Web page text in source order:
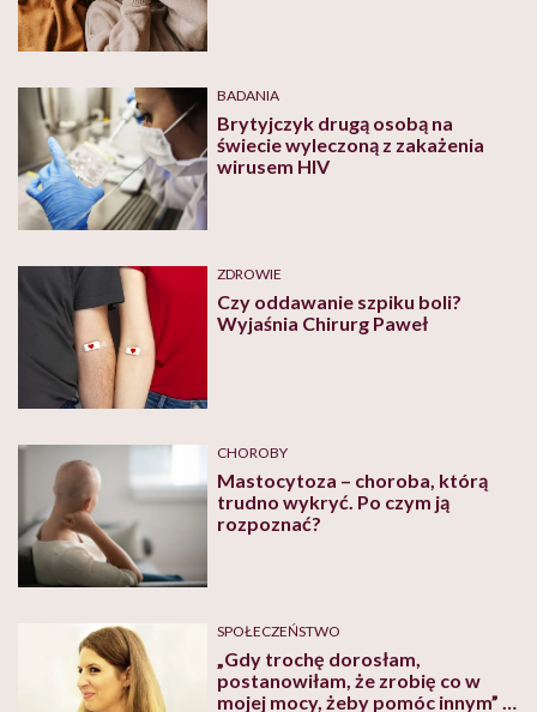
BADANIA
Brytyjczyk drugą osobą na
świecie wyleczoną z zakażenia
wirusem HIV
ZDROWIE
Czy oddawanie szpiku boli?
Wyjaśnia Chirurg Paweł
CHOROBY
Mastocytoza – choroba, którą
trudno wykryć. Po czym ją
rozpoznać?
SPOŁECZEŃSTWO
„Gdy trochę dorosłam,
postanowiłam, że zrobię co w
mojej mocy, żeby pomóc innym” –